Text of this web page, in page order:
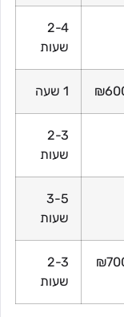
2-4
שעות
1 שעה
2-3
שעות
3-5
שעות
2-3
שעות